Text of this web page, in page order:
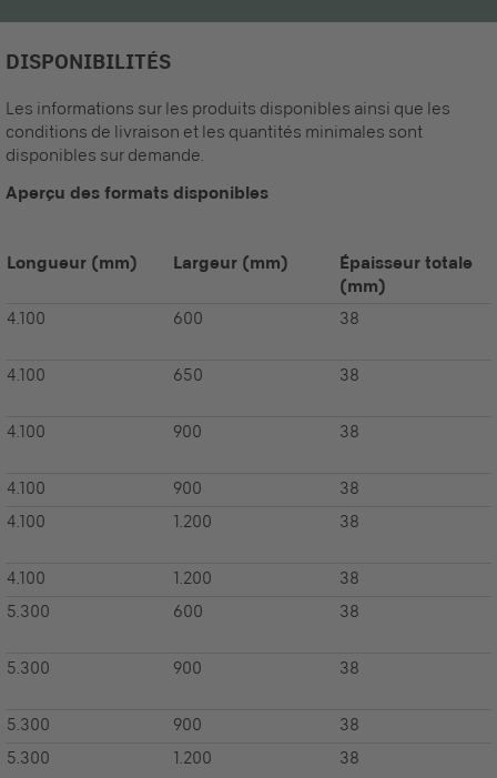
DISPONIBILITÉS
Les informations sur les produits disponibles ainsi que les
conditions de livraison et les quantités minimales sont
disponibles sur demande.
Aperçu des formats disponibles
Longueur (mm) Largeur (mm)
Épaisseur totale
(mm)
4.100 600 38
4.100 650 38
4.100 900 38
4.100 900
38
4.100
1.200 38
4.100 1.200
38
5.300
600 38
5.300 900 38
5.300 900
38
5.300
1.200 38